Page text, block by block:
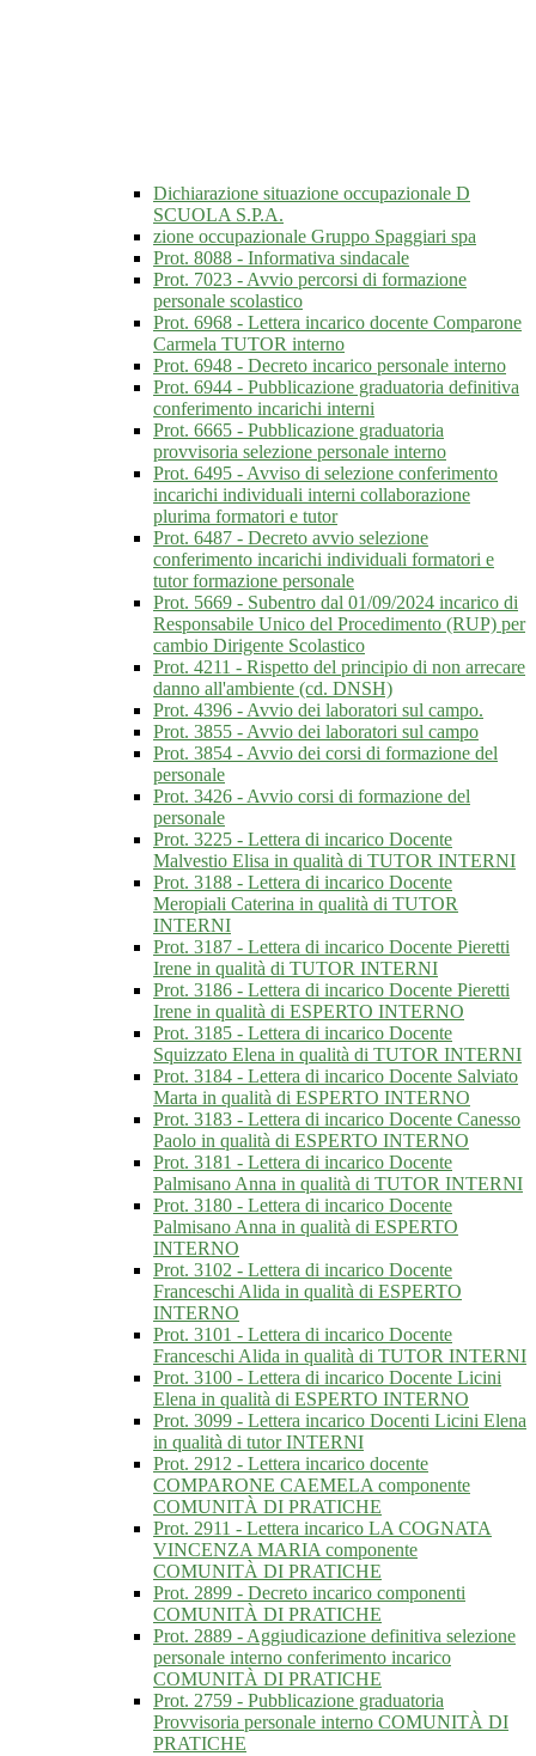
Dichiarazione situazione occupazionale D
SCUOLA S.P.A.
zione occupazionale Gruppo Spaggiari spa
Prot. 8088 - Informativa sindacale
Prot. 7023 - Avvio percorsi di formazione
personale scolastico
Prot. 6968 - Lettera incarico docente Comparone
Carmela TUTOR interno
Prot. 6948 - Decreto incarico personale interno
Prot. 6944 - Pubblicazione graduatoria definitiva
conferimento incarichi interni
Prot. 6665 - Pubblicazione graduatoria
provvisoria selezione personale interno
Prot. 6495 - Avviso di selezione conferimento
incarichi individuali interni collaborazione
plurima formatori e tutor
Prot. 6487 - Decreto avvio selezione
conferimento incarichi individuali formatori e
tutor formazione personale
Prot. 5669 - Subentro dal 01/09/2024 incarico di
Responsabile Unico del Procedimento (RUP) per
cambio Dirigente Scolastico
Prot. 4211 - Rispetto del principio di non arrecare
danno all'ambiente (cd. DNSH)
Prot. 4396 - Avvio dei laboratori sul campo.
Prot. 3855 - Avvio dei laboratori sul campo
Prot. 3854 - Avvio dei corsi di formazione del
personale
Prot. 3426 - Avvio corsi di formazione del
personale
Prot. 3225 - Lettera di incarico Docente
Malvestio Elisa in qualità di TUTOR INTERNI
Prot. 3188 - Lettera di incarico Docente
Meropiali Caterina in qualità di TUTOR
INTERNI
Prot. 3187 - Lettera di incarico Docente Pieretti
Irene in qualità di TUTOR INTERNI
Prot. 3186 - Lettera di incarico Docente Pieretti
Irene in qualità di ESPERTO INTERNO
Prot. 3185 - Lettera di incarico Docente
Squizzato Elena in qualità di TUTOR INTERNI
Prot. 3184 - Lettera di incarico Docente Salviato
Marta in qualità di ESPERTO INTERNO
Prot. 3183 - Lettera di incarico Docente Canesso
Paolo in qualità di ESPERTO INTERNO
Prot. 3181 - Lettera di incarico Docente
Palmisano Anna in qualità di TUTOR INTERNI
Prot. 3180 - Lettera di incarico Docente
Palmisano Anna in qualità di ESPERTO
INTERNO
Prot. 3102 - Lettera di incarico Docente
Franceschi Alida in qualità di ESPERTO
INTERNO
Prot. 3101 - Lettera di incarico Docente
Franceschi Alida in qualità di TUTOR INTERNI
Prot. 3100 - Lettera di incarico Docente Licini
Elena in qualità di ESPERTO INTERNO
Prot. 3099 - Lettera incarico Docenti Licini Elena
in qualità di tutor INTERNI
Prot. 2912 - Lettera incarico docente
COMPARONE CAEMELA componente
COMUNITÀ DI PRATICHE
Prot. 2911 - Lettera incarico LA COGNATA
VINCENZA MARIA componente
COMUNITÀ DI PRATICHE
Prot. 2899 - Decreto incarico componenti
COMUNITÀ DI PRATICHE
Prot. 2889 - Aggiudicazione definitiva selezione
personale interno conferimento incarico
COMUNITÀ DI PRATICHE
Prot. 2759 - Pubblicazione graduatoria
Provvisoria personale interno COMUNITÀ DI
PRATICHE